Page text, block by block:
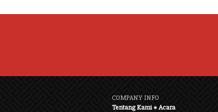
COMPANY INFO
Tentang Kami●Acara